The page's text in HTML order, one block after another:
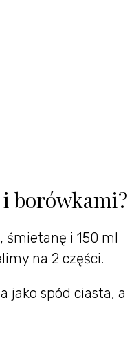
borówkami?
śmietanę i 150 ml
na 2 części.
jako spód ciasta, a